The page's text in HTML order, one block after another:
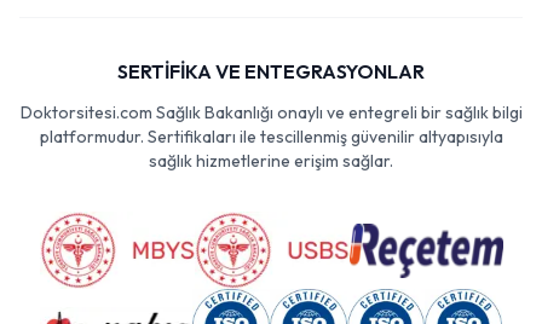
SERTİFİKA VE ENTEGRASYONLAR
Doktorsitesi.com Sağlık Bakanlığı onaylı ve entegreli bir sağlık bilgi
platformudur. Sertifikaları ile tescillenmiş güvenilir altyapısıyla
sağlık hizmetlerine erişim sağlar.